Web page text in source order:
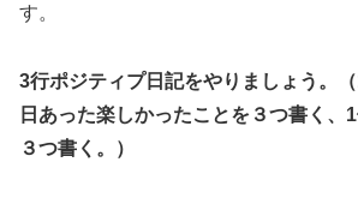
す。
3行ポジティプ日記をやりましょう。
日あった楽しかったことを３つ書く、
３つ書く。）